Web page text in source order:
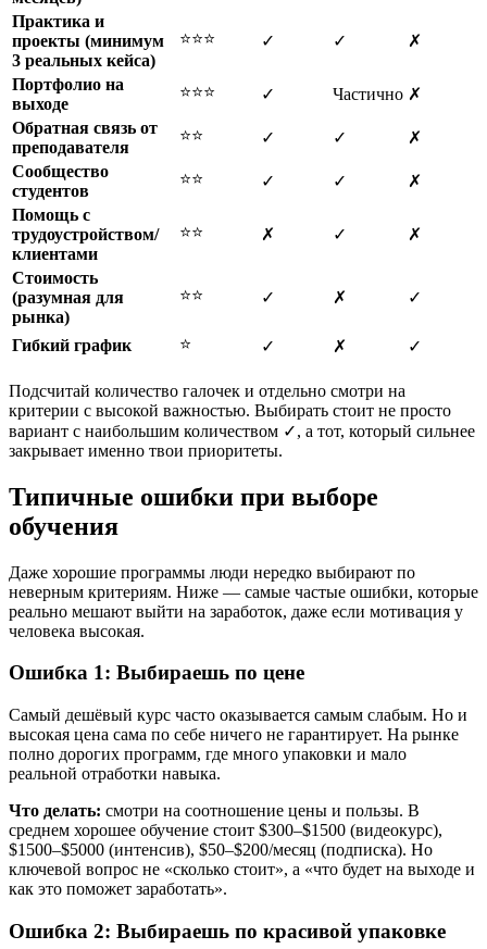
Практика и
проекты (минимум
3 реальных кейса)
⭐⭐⭐ ✓ ✓ ✗
Портфолио на
выходе
⭐⭐⭐ ✓ Частично ✗
Обратная связь от
преподавателя
⭐⭐ ✓ ✓
✗
Сообщество
студентов
⭐⭐ ✓ ✓
✗
Помощь с
трудоустройством/
клиентами
⭐⭐ ✗ ✓ ✗
Стоимость
(разумная для
рынка)
⭐⭐ ✓ ✗ ✓
Гибкий график ⭐ ✓ ✗ ✓
Подсчитай количество галочек и отдельно смотри на
критерии с высокой важностью. Выбирать стоит не просто
вариант с наибольшим количеством ✓, а тот, который сильнее
закрывает именно твои приоритеты.
Типичные ошибки при выборе
обучения
Даже хорошие программы люди нередко выбирают по
неверным критериям. Ниже — самые частые ошибки, которые
реально мешают выйти на заработок, даже если мотивация у
человека высокая.
Ошибка 1: Выбираешь по цене
Самый дешёвый курс часто оказывается самым слабым. Но и
высокая цена сама по себе ничего не гарантирует. На рынке
полно дорогих программ, где много упаковки и мало
реальной отработки навыка.
Что делать: смотри на соотношение цены и пользы. В
среднем хорошее обучение стоит $300–$1500 (видеокурс),
$1500–$5000 (интенсив), $50–$200/месяц (подписка). Но
ключевой вопрос не «сколько стоит», а «что будет на выходе и
как это поможет заработать».
Ошибка 2: Выбираешь по красивой упаковке